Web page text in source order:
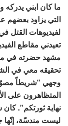
ما كان ابني
التي يزاود بعضهم
لفيديوهات القتل
تعيدني مقاطع
مشهد حضرته في
وجهي “شريطاً
المتظاهرون على
نهاية ثورتكم”. كان
ليست مندسّة، إنّها